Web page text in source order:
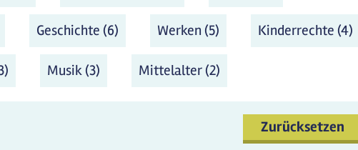
anwenden
Sprachen Filter anwenden
Geschichte (6) Geschichte Filter anwenden
Werken (5) Werken Filter anwenden
Kinderrechte (4)
Mathe Filter anwenden
Musik (3) Musik Filter anwenden
Mittelalter (2)
Zurücksetzen